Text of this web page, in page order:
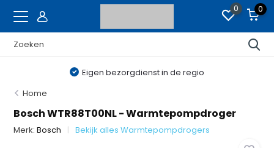
0 0
Eigen bezorgdienst in de regio
Home
Bosch WTR88T00NL - Warmtepompdroger
Merk:Bosch Bekijk alles Warmtepompdrogers